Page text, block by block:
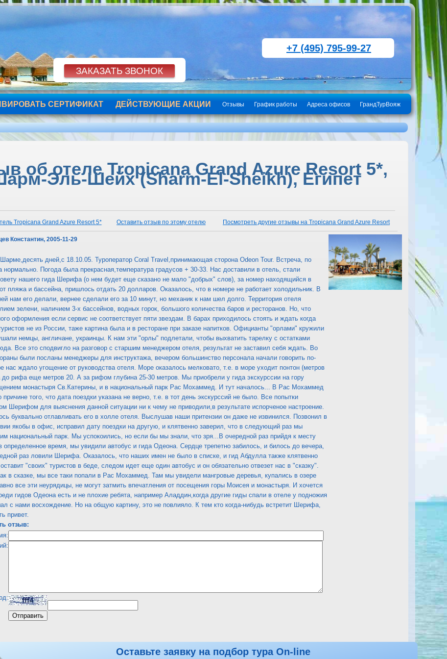
+7 (495) 795-99-27
ГрандТурВояж
Адреса офисов
График работы
Отзывы
ДЕЙСТВУЮЩИЕ АКЦИИ
СЕРТИФИКАТ
об отеле Tropicana Grand Azure Resort 5*,
Эль-Шейх (Sharm-El-Sheikh), Египет
Tropicana Grand Azure Resort 5* Оставить отзыв по этому отелю Посмотреть другие отзывы на Tropicana Grand Azure Resort
Константин, 2005-11-29
дней,с 18.10.05. Туроператор Coral Travel,принимающая сторона Odeon Tour. Встреча, по
нормально. Погода была прекрасная,температура градусов + 30-33. Нас доставили в отель, стали
нашего гида Шерифа (о нем будет еще сказано не мало "добрых" слов), за номер находящийся в
пляжа и бассейна, пришлось отдать 20 долларов. Оказалось, что в номере не работает холодильник. В
нам его делали, вернее сделали его за 10 минут, но механик к нам шел долго. Территория отеля
зелени, наличием 3-х бассейнов, водных горок, большого количества баров и ресторанов. Но, что
оформления если сервис не соответствует пяти звездам. В барах приходилось стоять и ждать когда
не из России, таже картина была и в ресторане при заказе напитков. Официанты "орлами" кружили
немцы, англичане, украинцы. К нам эти "орлы" подлетали, чтобы выхватить тарелку с остатками
Все это сподвигло на разговор с старшим менеджером отеля, результат не заставил себя ждать. Во
были посланы менеджеры для инструктажа, вечером большинство персонала начали говорить по-
нас ждало угощение от руководства отеля. Море оказалось мелковато, т.е. в море уходит понтон (метров
до рифа еще метров 20. А за рифом глубина 25-30 метров. Мы приобрели у гида экскурссии на гору
монастыря Св.Катерины, и в национальный парк Рас Мохаммед. И тут началось... В Рас Мохаммед
того, что дата поездки указана не верно, т.е. в тот день экскурссий не было. Все попытки
Шерифом для выяснения данной ситуации ни к чему не приводили,в результате испорченое настроение.
буквально отлавливать его в холле отеля. Выслушав наши притензии он даже не извинился. Позвонил в
якобы в офис, исправил дату поездки на другую, и клятвенно заверил, что в следующий раз мы
национальный парк. Мы успокоились, но если бы мы знали, что зря...В очередной раз прийдя к месту
определенное время, мы увидили автобус и гида Одеона. Сердце трепетно забилось, и билось до вечера,
раз ловили Шерифа. Оказалось, что наших имен не было в списке, и гид Абдулла также клятвенно
"своих" туристов в беде, следом идет еще один автобус и он обязательно отвезет нас в "сказку".
в сказке, мы все таки попали в Рас Мохаммед. Там мы увидели мангровые деревья, купались в озере
все эти неурядицы, не могут затмить впечатления от посещения горы Моисея и монастыря. И хочется
гидов Одеона есть и не плохие ребята, например Аладдин,когда другие гиды спали в отеле у подножия
с нами восхождение. Но на общую картину, это не повлияло. К тем кто когда-нибудь встретит Шерифа,
привет.
отзыв:
Tropicana Grand Azure Resort 5* Оставить отзыв по этому отелю Посмотреть другие отзывы на Tropicana Grand Azure Resort
Оставьте заявку на подбор тура On-line